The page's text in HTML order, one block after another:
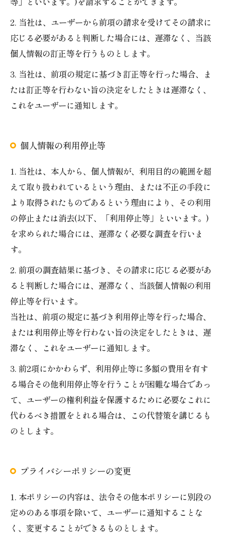
2. 当社は、ユーザーから前項の請求を受けてその請求に
応じる必要があると判断した場合には、遅滞なく、当該
個人情報の訂正等を行うものとします。
3. 当社は、前項の規定に基づき訂正等を行った場合、ま
たは訂正等を行わない旨の決定をしたときは遅滞なく、
これをユーザーに通知します。
個人情報の利用停止等
1. 当社は、本人から、個人情報が、利用目的の範囲を超
えて取り扱われているという理由、または不正の手段に
より取得されたものであるという理由により、その利用
の停止または消去(以下、「利用停止等」といいます。)
を求められた場合には、遅滞なく必要な調査を行いま
す。
2. 前項の調査結果に基づき、その請求に応じる必要があ
ると判断した場合には、遅滞なく、当該個人情報の利用
停止等を行います。
当社は、前項の規定に基づき利用停止等を行った場合、
または利用停止等を行わない旨の決定をしたときは、遅
滞なく、これをユーザーに通知します。
3. 前2項にかかわらず、利用停止等に多額の費用を有す
る場合その他利用停止等を行うことが困難な場合であっ
て、ユーザーの権利利益を保護するために必要なこれに
代わるべき措置をとれる場合は、この代替策を講じるも
のとします。
プライバシーポリシーの変更
1. 本ポリシーの内容は、法令その他本ポリシーに別段の
定めのある事項を除いて、ユーザーに通知することな
く、変更することができるものとします。